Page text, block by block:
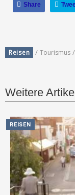
Share
Reisen / Tourismus /
Weitere Artikel
REISEN